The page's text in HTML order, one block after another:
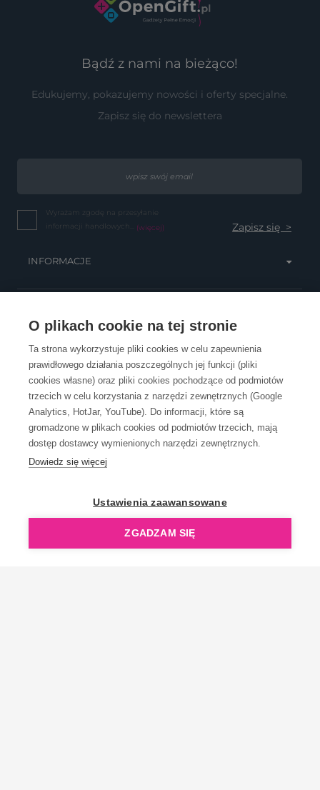
O plikach cookie na tej stronie
Ta strona wykorzystuje pliki cookies w celu zapewnienia
prawidłowego działania poszczególnych jej funkcji (pliki
cookies własne) oraz pliki cookies pochodzące od podmiotów
trzecich w celu korzystania z narzędzi zewnętrznych (Google
Analytics, HotJar, YouTube). Do informacji, które są
gromadzone w plikach cookies od podmiotów trzecich, mają
dostęp dostawcy wymienionych narzędzi zewnętrznych.
Dowiedz się więcej
Ustawienia zaawansowane
ZGADZAM SIĘ
Bądź z nami na bieżąco!
Edukujemy, pokazujemy nowości i oferty specjalne.
Zapisz się do newslettera
Wyrażam zgodę na przesyłanie
informacji handlowych... (więcej)
INFORMACJE
OBSŁUGA KLIENTA
KONTAKT
OpenGift jest częścią ReflectGroup.